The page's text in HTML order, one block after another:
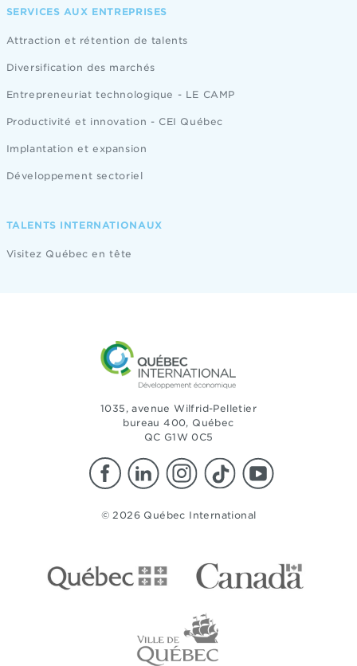
SERVICES AUX ENTREPRISES
Attraction et rétention de talents
Diversification des marchés
Entrepreneuriat technologique - LE CAMP
Productivité et innovation - CEI Québec
Implantation et expansion
Développement sectoriel
TALENTS INTERNATIONAUX
Visitez Québec en tête
1035, avenue Wilfrid-Pelletier
bureau 400, Québec
QC G1W 0C5
© 2026 Québec International